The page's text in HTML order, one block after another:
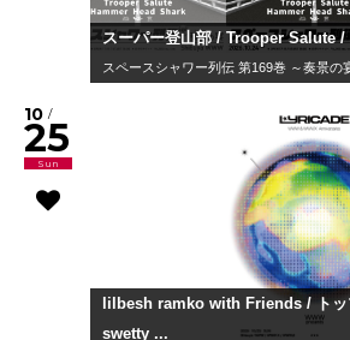
スーパー登山部 / Trooper Salute
スペースシャワー列伝 第169巻 ～奏景の
10 /
25
Sun
lilbesh ramko with Friends / トッ
swetty ...